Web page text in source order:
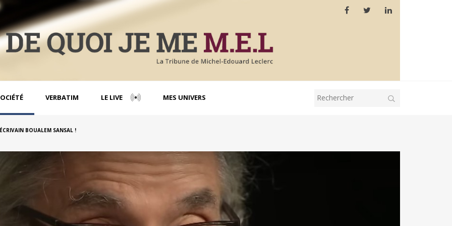
VERBATIM LE LIVE MES UNIVERS
BOUALEM SANSAL !